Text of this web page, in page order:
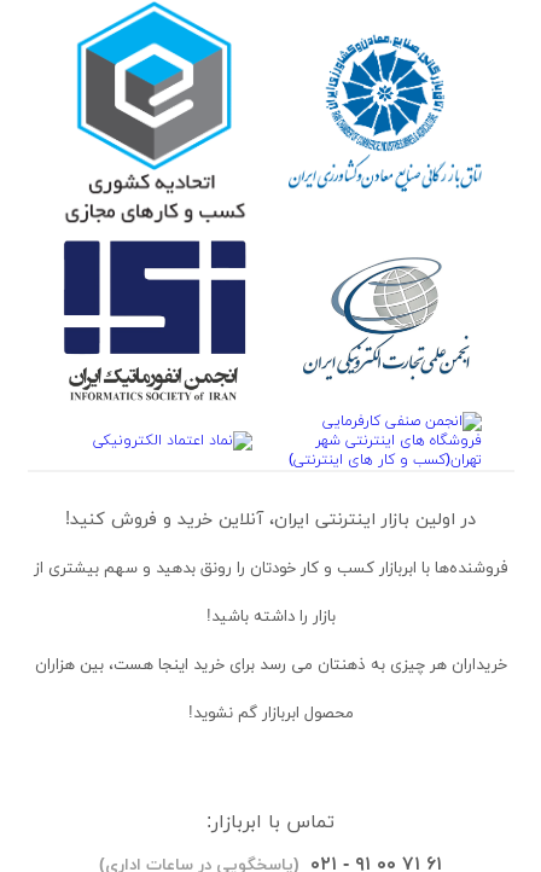
در اولین بازار اینترنتی ایران، آنلاین خرید و فروش کنید!
فروشنده‌ها با ابربازار کسب و کار خودتان را رونق بدهید و سهم بیشتری از
بازار را داشته باشید!
خریداران هر چیزی به ذهنتان می رسد برای خرید اینجا هست، بین هزاران
محصول ابربازار گم نشوید!
تماس با ابربازار:
۰۲۱ - ۹۱ ۰۰ ۷۱ ۶۱ (پاسخگویی در ساعات اداری)